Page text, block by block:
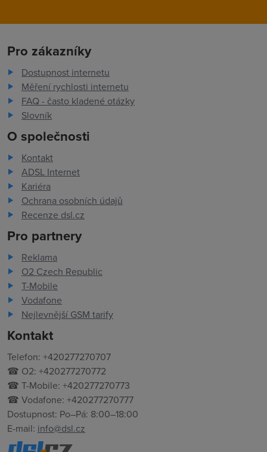
Pro zákazníky
Dostupnost internetu
Měření rychlosti internetu
FAQ - často kladené otázky
Slovník
O společnosti
Kontakt
ADSL Internet
Kariéra
Ochrana osobních údajů
Recenze dsl.cz
Pro partnery
Reklama
O2 Czech Republic
T-Mobile
Vodafone
Nejlevnější GSM tarify
Kontakt
Telefon: +420277270707
☎ O2: +420277270772
☎ T-Mobile: +420277270773
☎ Vodafone: +420277270777
Dostupnost: Po–Pá: 8:00–18:00
E-mail: info@dsl.cz